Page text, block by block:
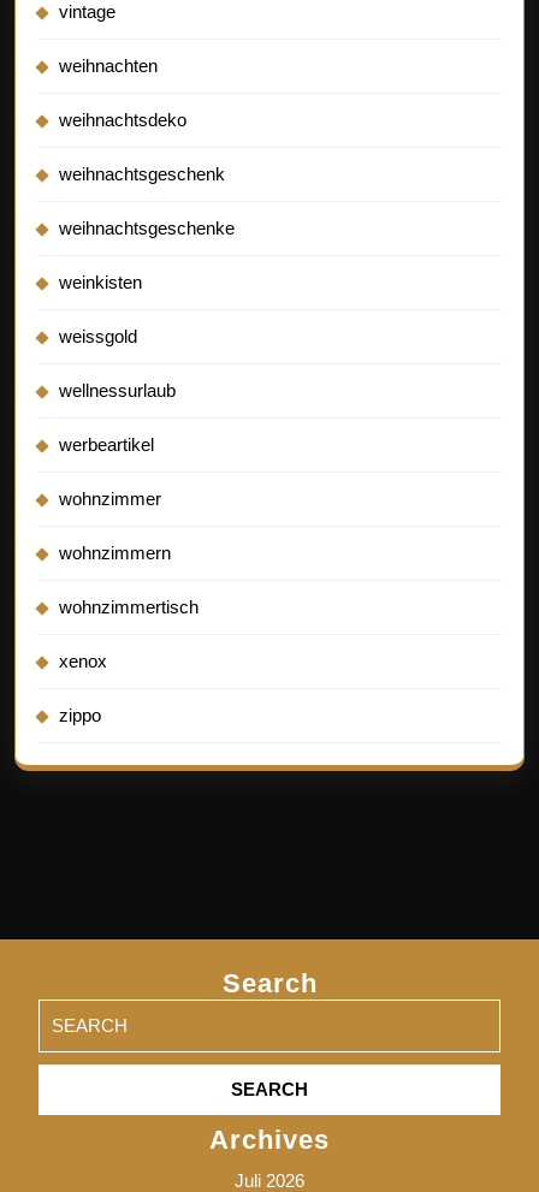
vintage
weihnachten
weihnachtsdeko
weihnachtsgeschenk
weihnachtsgeschenke
weinkisten
weissgold
wellnessurlaub
werbeartikel
wohnzimmer
wohnzimmern
wohnzimmertisch
xenox
zippo
Search
for:
Archives
Juli 2026